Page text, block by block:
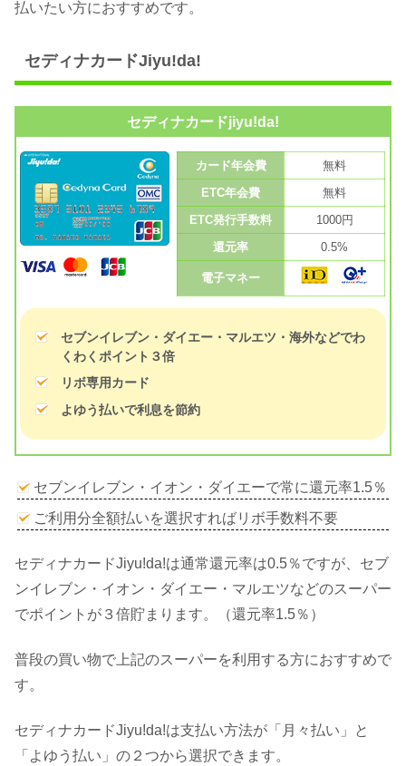
払いたい方におすすめです。
セディナカードJiyu!da!
セディナカードjiyu!da!
カード年会費
無料
ETC年会費
無料
ETC発行手数料
1000円
還元率
0.5%
電子マネー
セブンイレブン・ダイエー・マルエツ・海外などでわ
くわくポイント３倍
リボ専用カード
よゆう払いで利息を節約
セブンイレブン・イオン・ダイエーで常に還元率1.5％
ご利用分全額払いを選択すればリボ手数料不要
セディナカードJiyu!da!は通常還元率は0.5％ですが、セブ
ンイレブン・イオン・ダイエー・マルエツなどのスーパー
でポイントが３倍貯まります。（還元率1.5％）
普段の買い物で上記のスーパーを利用する方におすすめで
す。
セディナカードJiyu!da!は支払い方法が「月々払い」と
「よゆう払い」の２つから選択できます。